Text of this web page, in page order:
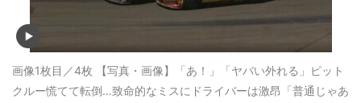
画像1枚目／4枚 【写真・画像】「あ！」「ヤバい外れる」ピット
クルー慌てて転倒…致命的なミスにドライバーは激昂「普通じゃあ